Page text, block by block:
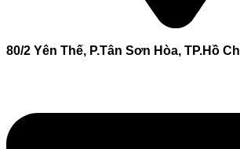
80/2 Yên Thế, P.Tân Sơn Hòa, TP.Hồ